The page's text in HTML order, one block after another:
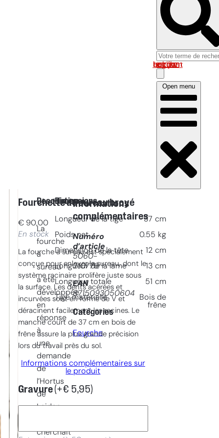
Log in om uw account te bekijken
Open menu
Fourchette de sureau broyé
€ 90,00
En stock
La fourche à sureau est spécialement
conçue pour enlever le sureau, dont le
système racinaire prolifère juste sous
la surface. Les dents acérées et
incurvées sont en forme de V et
déracinent facilement les racines. Le
manche court de 37 cm en bois de
frêne assure la plus grande précision
lors du travail près du sol.
Informations complémentaires sur
le produit
Gravure(+€ 5,95)
Description
La
fourche
à
sureau
a été
développée
en
réponse
à
une
demande
de
l’Hortus
de
Leiden,
cherchait
Dimensions
Longueur de la tige 37 cm
Poids net 0.55 kg
Dimension de la tête 12 cm
Longueur de la lame 13 cm
Longueur totale 51 cm
Tige matérielle
Bois de
frêne
Informations
complémentaires
Numéro
d’article
5060-
210776
EAN
8715093050604
Catégories
Fourche